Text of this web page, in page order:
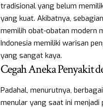
tradisional yang belum
yang kuat. Akibatnya,
memilih obat-obatan modern
Indonesia memiliki warisan
yang sangat kaya.
Cegah Aneka Penyakit
Padahal, menurutnya,
menular yang saat ini menjadi